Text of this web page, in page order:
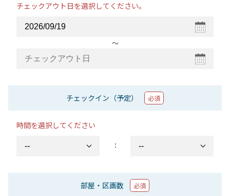
チェックアウト日を選択してください。
〜
チェックイン（予定） 必須
時間を選択してください
：
部屋・区画数 必須